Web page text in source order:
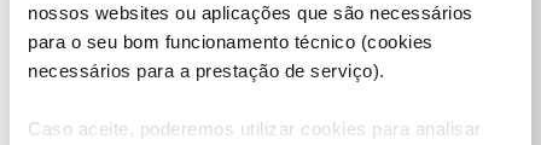
nossos websites ou aplicações que são necessários
para o seu bom funcionamento técnico (cookies
necessários para a prestação de serviço).
Caso aceite, poderemos utilizar cookies para analisar